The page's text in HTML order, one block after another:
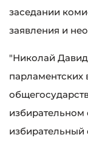
заседании
заявления и
"Николай
парламентских
избирательном
избирательный